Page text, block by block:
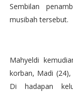
Sembilan
musibah tersebut.
Mahyeldi
korban, Madi
Di hadapan